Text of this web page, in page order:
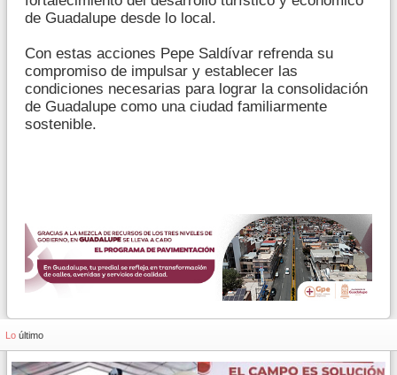
de Guadalupe desde lo local.
Con estas acciones Pepe Saldívar refrenda su
compromiso de impulsar y establecer las
condiciones necesarias para lograr la consolidación
de Guadalupe como una ciudad familiarmente
sostenible.
Lo último